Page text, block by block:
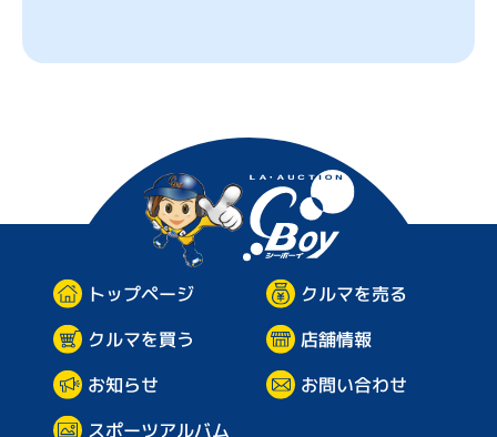
報
ー
トップページ
クルマを売る
クルマを買う
店舗情報
お知らせ
お問い合わせ
スポーツアルバム